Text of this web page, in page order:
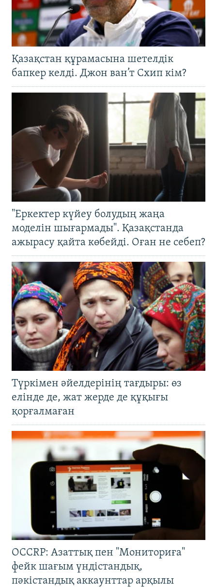
Қазақстан құрамасына шетелдік
бапкер келді. Джон ван’т Схип кім?
"Еркектер күйеу болудың жаңа
моделін шығармады". Қазақстанда
ажырасу қайта көбейді. Оған не себеп?
Түркімен әйелдерінің тағдыры: өз
елінде де, жат жерде де құқығы
қорғалмаған
OCCRP: Азаттық пен "Мониториға"
фейк шағым үндістандық,
пәкістандық аккаунттар арқылы